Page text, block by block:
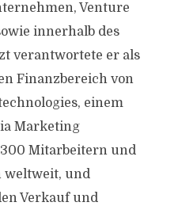
Venture
innerhalb des
verantwortete er als
Finanzbereich von
einem
Marketing
Mitarbeitern und
weltweit, und
Verkauf und